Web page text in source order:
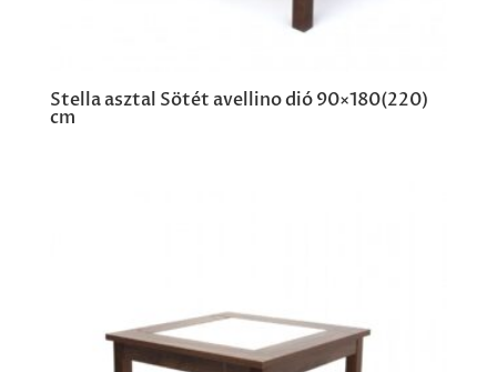
Stella asztal Sötét avellino dió 90×180(220)
cm